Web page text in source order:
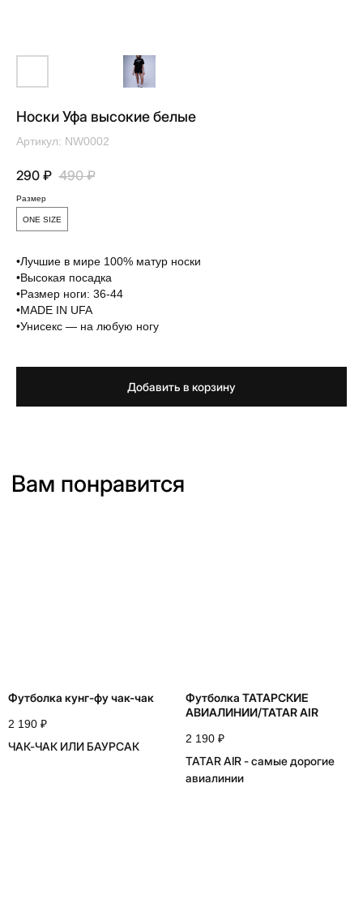
Носки Уфа высокие белые
Артикул: NW0002
290 ₽ 490 ₽
Размер
ONE SIZE
•Лучшие в мире 100% матур носки
•Высокая посадка
•Размер ноги: 36-44
•MADE IN UFA
•Унисекс — на любую ногу
Добавить в корзину
Футболка кунг-фу чак-чак
2 190 ₽
ЧАК-ЧАК ИЛИ БАУРСАК
Футболка ТАТАРСКИЕ
АВИАЛИНИИ/TATAR AIR
2 190 ₽
TATAR AIR - самые дорогие
авиалинии